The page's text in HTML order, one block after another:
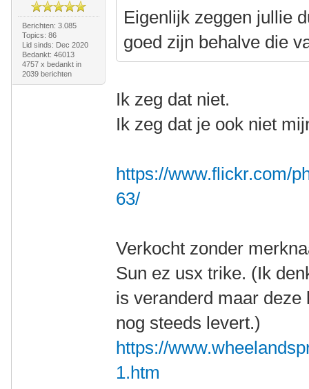
Berichten: 3.085
Topics: 86
Lid sinds: Dec 2020
Bedankt: 46013
4757 x bedankt in
2039 berichten
Eigenlijk zeggen jullie
goed zijn behalve die
Ik zeg dat niet.
Ik zeg dat je ook niet
https://www.flickr.com/
63/
Verkocht zonder
Sun ez usx trike. (Ik
is veranderd maar
nog steeds levert.)
https://
1.htm